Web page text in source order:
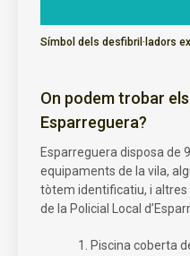
Símbol dels desfibril·ladors
On podem trobar
Esparreguera?
Esparreguera disposa de
equipaments de la vila,
tòtem identificatiu, i altres
de la Policial Local
Piscina coberta